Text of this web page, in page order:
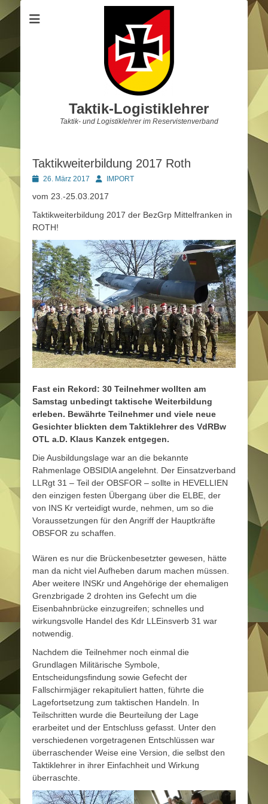
Taktik-Logistiklehrer
Taktik- und Logistiklehrer im Reservistenverband
Taktikweiterbildung 2017 Roth
Posted26. März 2017 AutorIMPORT
vom 23.-25.03.2017
Taktikweiterbildung 2017 der BezGrp Mittelfranken in
ROTH!
Fast ein Rekord: 30 Teilnehmer wollten am
Samstag unbedingt taktische Weiterbildung
erleben. Bewährte Teilnehmer und viele neue
Gesichter blickten dem Taktiklehrer des VdRBw
OTL a.D. Klaus Kanzek entgegen.
Die Ausbildungslage war an die bekannte
Rahmenlage OBSIDIA angelehnt. Der Einsatzverband
LLRgt 31 – Teil der OBSFOR – sollte in HEVELLIEN
den einzigen festen Übergang über die ELBE, der
von INS Kr verteidigt wurde, nehmen, um so die
Voraussetzungen für den Angriff der Hauptkräfte
OBSFOR zu schaffen.
Wären es nur die Brückenbesetzter gewesen, hätte
man da nicht viel Aufheben darum machen müssen.
Aber weitere INSKr und Angehörige der ehemaligen
Grenzbrigade 2 drohten ins Gefecht um die
Eisenbahnbrücke einzugreifen; schnelles und
wirkungsvolle Handel des Kdr LLEinsverb 31 war
notwendig.
Nachdem die Teilnehmer noch einmal die
Grundlagen Militärische Symbole,
Entscheidungsfindung sowie Gefecht der
Fallschirmjäger rekapituliert hatten, führte die
Lagefortsetzung zum taktischen Handeln. In
Teilschritten wurde die Beurteilung der Lage
erarbeitet und der Entschluss gefasst. Unter den
verschiedenen vorgetragenen Entschlüssen war
überraschender Weise eine Version, die selbst den
Taktiklehrer in ihrer Einfachheit und Wirkung
überraschte.